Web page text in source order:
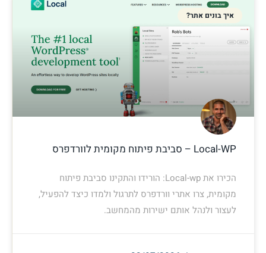
איך בונים אתר?
Local-WP – סביבת פיתוח מקומית לוורדפרס
הכירו את Local-wp: הורידו והתקינו סביבת פיתוח
מקומית, צרו אתרי וורדפרס לתרגול ולמדו כיצד להפעיל,
לעצור ולנהל אותם ישירות מהמחשב.